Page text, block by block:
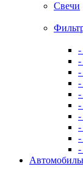
Свечи
-
-
-
-
-
-
-
-
-
-